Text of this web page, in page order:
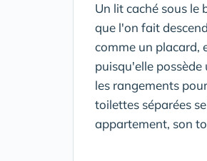
Un lit caché sous le
que l'on fait
comme un placard,
puisqu'elle
les rangements
toilettes séparées
appartement, son